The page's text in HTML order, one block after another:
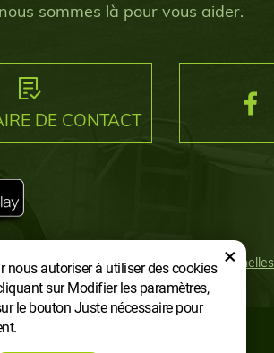
nous autoriser à utiliser des cookies
sur Modifier les paramètres,
le bouton Juste nécessaire pour
×
sommes là pour vous aider.
DE CONTACT
au traitement des données personnelles